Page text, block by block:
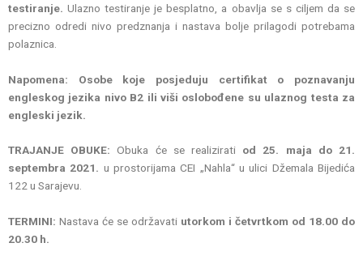
testiranje. Ulazno testiranje je besplatno, a obavlja se s ciljem da se
precizno odredi nivo predznanja i nastava bolje prilagodi potrebama
polaznica.
Napomena: Osobe koje posjeduju certifikat o poznavanju
engleskog jezika nivo B2 ili viši oslobođene su ulaznog testa za
engleski jezik.
TRAJANJE OBUKE: Obuka će se realizirati od 25. maja do 21.
septembra 2021. u prostorijama CEI „Nahla“ u ulici Džemala Bijedića
122 u Sarajevu.
TERMINI: Nastava će se održavati utorkom i četvrtkom od 18.00 do
20.30 h.